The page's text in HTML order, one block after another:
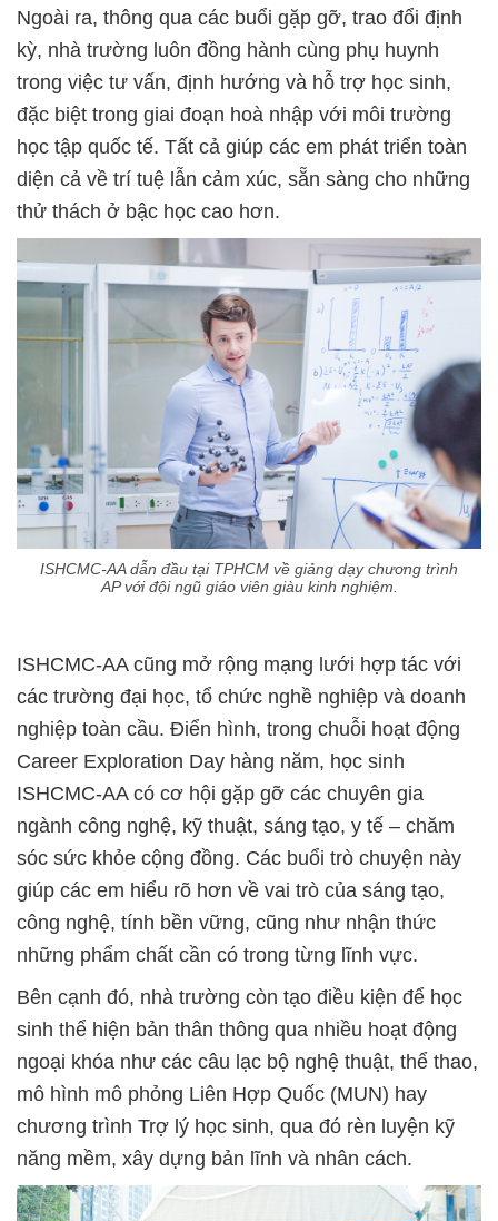
Ngoài ra, thông qua các buổi gặp gỡ, trao đổi định
kỳ, nhà trường luôn đồng hành cùng phụ huynh
trong việc tư vấn, định hướng và hỗ trợ học sinh,
đặc biệt trong giai đoạn hoà nhập với môi trường
học tập quốc tế. Tất cả giúp các em phát triển toàn
diện cả về trí tuệ lẫn cảm xúc, sẵn sàng cho những
thử thách ở bậc học cao hơn.
ISHCMC-AA dẫn đầu tại TPHCM về giảng dạy chương trình
AP với đội ngũ giáo viên giàu kinh nghiệm.
ISHCMC-AA cũng mở rộng mạng lưới hợp tác với
các trường đại học, tổ chức nghề nghiệp và doanh
nghiệp toàn cầu. Điển hình, trong chuỗi hoạt động
Career Exploration Day hàng năm, học sinh
ISHCMC-AA có cơ hội gặp gỡ các chuyên gia
ngành công nghệ, kỹ thuật, sáng tạo, y tế – chăm
sóc sức khỏe cộng đồng. Các buổi trò chuyện này
giúp các em hiểu rõ hơn về vai trò của sáng tạo,
công nghệ, tính bền vững, cũng như nhận thức
những phẩm chất cần có trong từng lĩnh vực.
Bên cạnh đó, nhà trường còn tạo điều kiện để học
sinh thể hiện bản thân thông qua nhiều hoạt động
ngoại khóa như các câu lạc bộ nghệ thuật, thể thao,
mô hình mô phỏng Liên Hợp Quốc (MUN) hay
chương trình Trợ lý học sinh, qua đó rèn luyện kỹ
năng mềm, xây dựng bản lĩnh và nhân cách.